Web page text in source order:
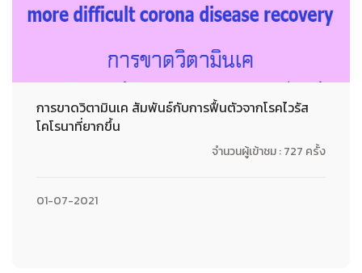
การขาดวิตามินเค สัมพันธ์กับการฟื้นตัวจากโรคไวรัส
โคโรนาที่ยากขึ้น
จำนวนผู้เข้าชม : 727 ครั้ง
01-07-2021